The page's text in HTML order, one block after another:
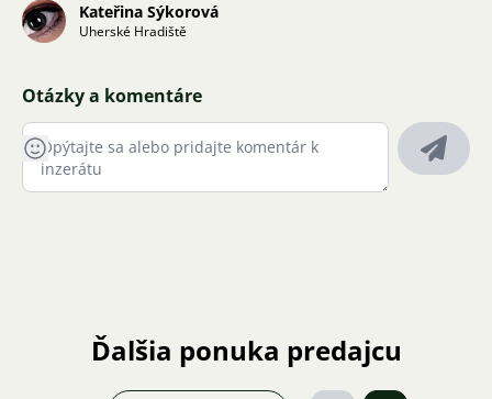
Kateřina Sýkorová
Uherské Hradiště
Otázky a komentáre
Ďalšia ponuka predajcu